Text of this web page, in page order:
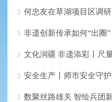
何忠友在草湖项目区调研
非遗创新传承如何“出圈”
文化润疆 非遗添彩丨尺
安全生产丨师市安全守